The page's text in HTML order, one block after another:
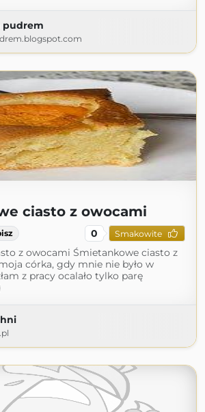
pudrem
ciasto z owocami
0 Smakowite
z owocami Śmietankowe ciasto z
córka, gdy mnie nie było w
z pracy ocalało tylko parę